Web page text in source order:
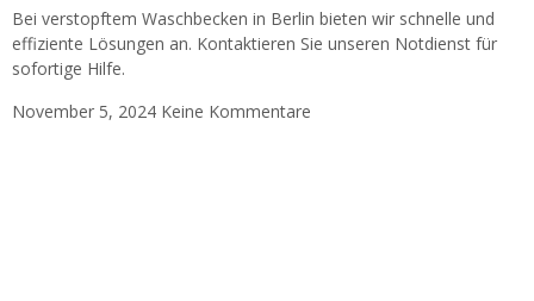
Bei verstopftem Waschbecken in Berlin bieten wir schnelle und
effiziente Lösungen an. Kontaktieren Sie unseren Notdienst für
sofortige Hilfe.
November 5, 2024 Keine Kommentare